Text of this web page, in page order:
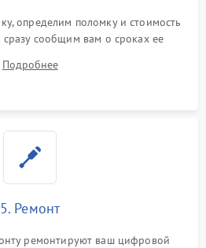
определим поломку и стоимость
сразу сообщим вам о сроках ее
Подробнее
5. Ремонт
ремонтируют ваш цифровой